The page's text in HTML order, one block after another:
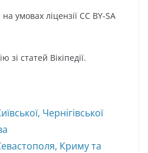
умовах ліцензії CC BY-SA
статей Вікіпедії.
Чернігівської
Криму та